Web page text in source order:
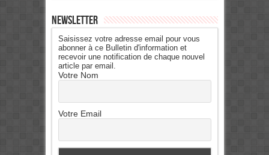
Newsletter
Saisissez votre adresse email pour vous
abonner à ce Bulletin d'information et
recevoir une notification de chaque nouvel
article par email.
Votre Nom
Votre Email